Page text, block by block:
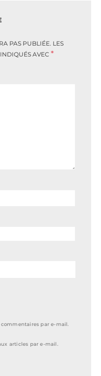
PAS PUBLIÉE. LES
AVEC *
par e-mail.
articles par e-mail.